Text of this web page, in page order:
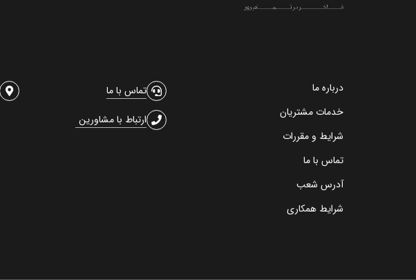
درباره ما
خدمات مشتریان
شرایط و مقررات
تماس با ما
آدرس شعب
شرایط همکاری
تماس با ما
ارتباط با مشاورین